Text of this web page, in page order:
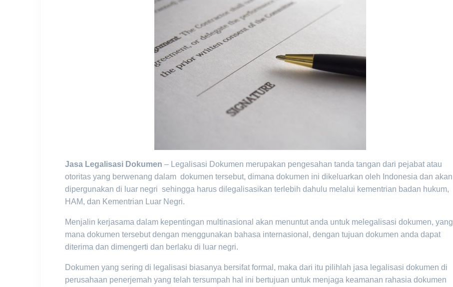
Jasa Legalisasi Dokumen – Legalisasi Dokumen merupakan pengesahan tanda tangan dari pejabat atau
otoritas yang berwenang dalam dokumen tersebut, dimana dokumen ini dikeluarkan oleh Indonesia dan akan
dipergunakan di luar negri sehingga harus dilegalisasikan terlebih dahulu melalui kementrian badan hukum,
HAM, dan Kementrian Luar Negri.
Menjalin kerjasama dalam kepentingan multinasional akan menuntut anda untuk melegalisasi dokumen, yang
mana dokumen tersebut dengan menggunakan bahasa internasional, dengan tujuan dokumen anda dapat
diterima dan dimengerti dan berlaku di luar negri.
Dokumen yang sering di legalisasi biasanya bersifat formal, maka dari itu pilihlah jasa legalisasi dokumen di
perusahaan penerjemah yang telah tersumpah hal ini bertujuan untuk menjaga keamanan rahasia dokumen